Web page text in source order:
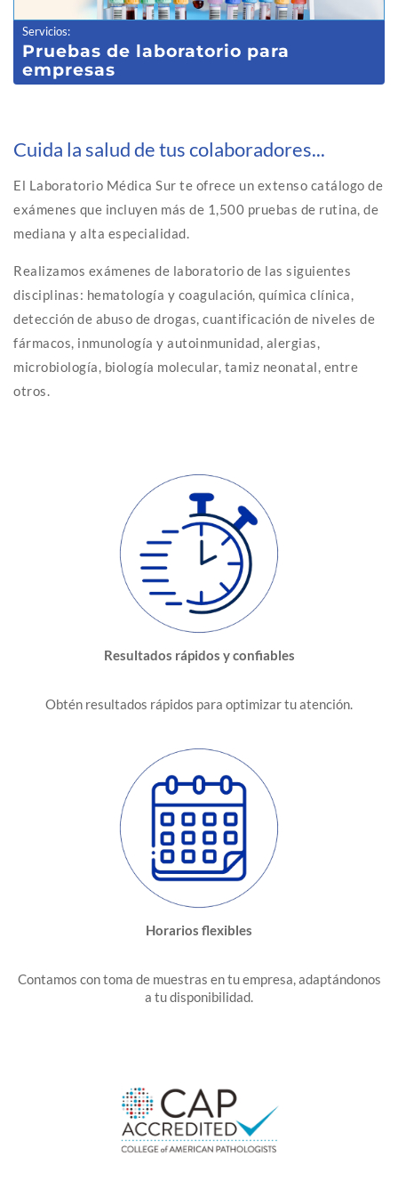
Servicios:
Pruebas de laboratorio para
empresas
Cuida la salud de tus colaboradores...
El Laboratorio Médica Sur te ofrece un extenso catálogo de
exámenes que incluyen más de 1,500 pruebas de rutina, de
mediana y alta especialidad.
Realizamos exámenes de laboratorio de las siguientes
disciplinas: hematología y coagulación, química clínica,
detección de abuso de drogas, cuantificación de niveles de
fármacos, inmunología y autoinmunidad, alergias,
microbiología, biología molecular, tamiz neonatal, entre
otros.
Resultados rápidos y confiables
Obtén resultados rápidos para optimizar tu atención.
Horarios flexibles
Contamos con toma de muestras en tu empresa, adaptándonos
a tu disponibilidad.